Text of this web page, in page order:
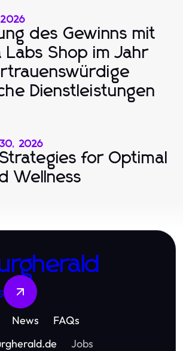
2026
des Gewinns mit
Labs Shop im Jahr
Dienstleistungen
2026
for Optimal
Wellness
News
FAQs
Jobs